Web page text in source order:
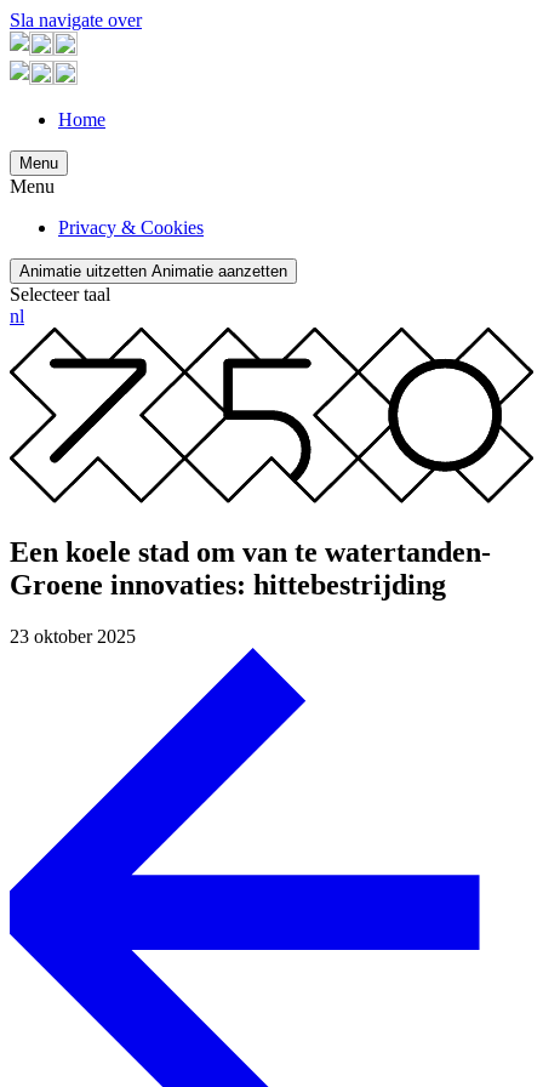
Sla navigate over
Home
Menu
Menu
Privacy & Cookies
Animatie uitzetten Animatie aanzetten
Selecteer taal
nl
Een koele stad om van te watertanden-
Groene innovaties: hittebestrijding
23 oktober 2025